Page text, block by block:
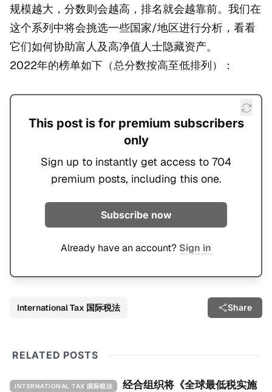
规模越大，分数则会越高，排名就会越靠前。我们在
这个系列中将会挑选一些国家/地区进行分析，看看
它们如何协助富人及高净值人士隐藏资产。
2022年的榜单如下（总分数按高至低排列）：
This post is for premium subscribers
only
Sign up to instantly get access to 704
premium posts, including this one.
Subscribe now
Already have an account? Sign in
International Tax 国际税法 Share
RELATED POSTS
INTERNATIONAL TAX 国际税法
经合组织将《全球最低税实施